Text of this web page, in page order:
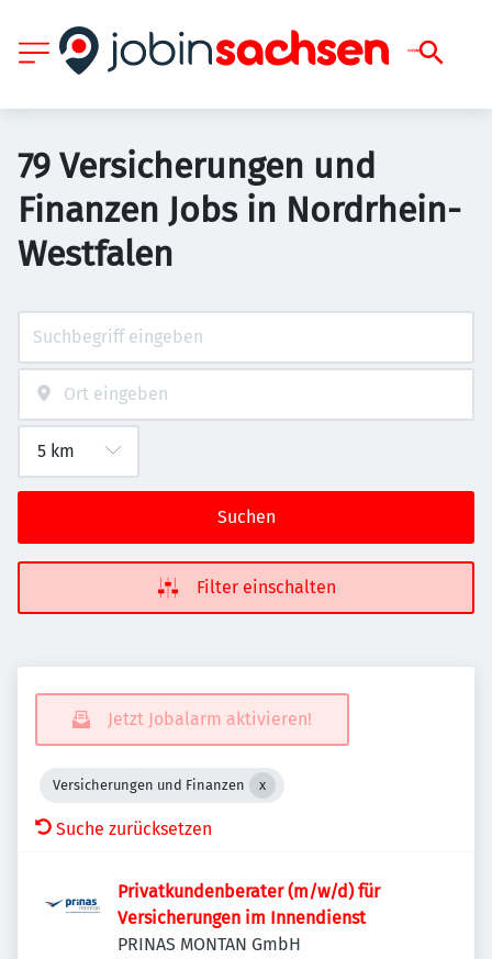
79 Versicherungen und
Finanzen Jobs in Nordrhein-
Westfalen
Suchen
Filter einschalten
Jetzt Jobalarm aktivieren!
Versicherungen und Finanzen
Suche zurücksetzen
Privatkundenberater (m/w/d) für
Versicherungen im Innendienst
PRINAS MONTAN GmbH